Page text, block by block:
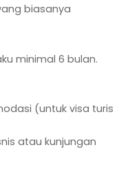
biasanya
minimal 6 bulan.
(untuk visa turis
atau kunjungan